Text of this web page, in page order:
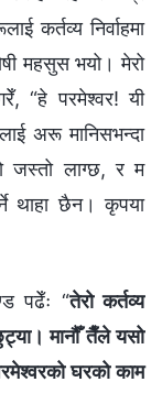
कर्तव्य निर्वाहमा
महसुस भयो। मेरो
“हे परमेश्‍वर! यी
अरू मानिसभन्दा
जस्तो लाग्छ, र म
थाहा छैन। कृपया
पढेँः “तेरो कर्तव्य
मानौँ तैँले यसो
घरको काम